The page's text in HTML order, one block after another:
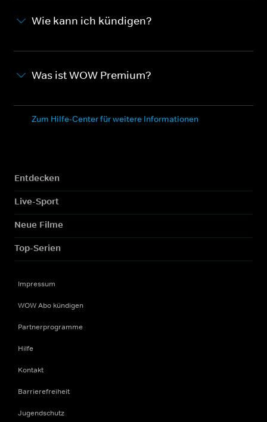
Wie kann ich kündigen?
Was ist WOW Premium?
Zum Hilfe-Center für weitere Informationen
Entdecken
Live-Sport
Neue Filme
Top-Serien
Impressum
WOW Abo kündigen
Partnerprogramme
Hilfe
Kontakt
Barrierefreiheit
Jugendschutz